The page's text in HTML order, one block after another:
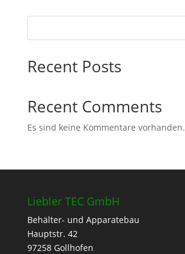
Recent Posts
Recent Comments
Es sind keine Kommentare vorhanden.
Liebler TEC GmbH
Behälter- und Apparatebau
Hauptstr. 42
97258 Gollhofen